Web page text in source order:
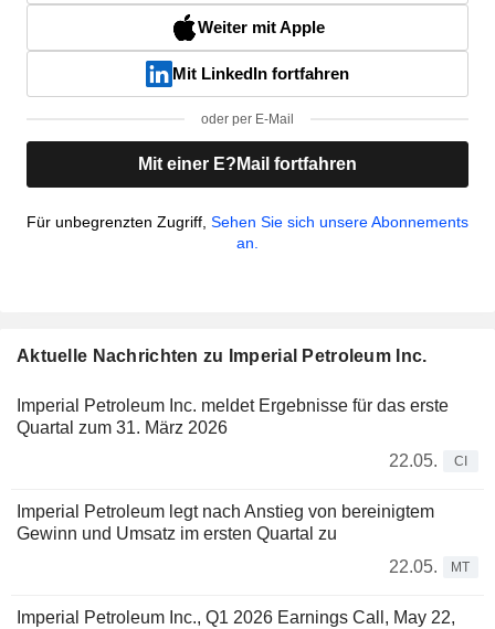
Weiter mit Apple
Mit LinkedIn fortfahren
oder per E-Mail
Mit einer E?Mail fortfahren
Für unbegrenzten Zugriff, Sehen Sie sich unsere Abonnements
an.
Aktuelle Nachrichten zu Imperial Petroleum Inc.
Imperial Petroleum Inc. meldet Ergebnisse für das erste
Quartal zum 31. März 2026
22.05.
CI
Imperial Petroleum legt nach Anstieg von bereinigtem
Gewinn und Umsatz im ersten Quartal zu
22.05.
MT
Imperial Petroleum Inc., Q1 2026 Earnings Call, May 22,